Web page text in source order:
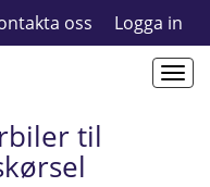
oss Logga in
til